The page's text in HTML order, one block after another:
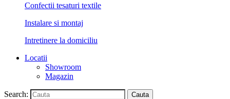
Confectii tesaturi textile
Instalare si montaj
Intretinere la domiciliu
Locatii
Showroom
Magazin
Search: Cauta